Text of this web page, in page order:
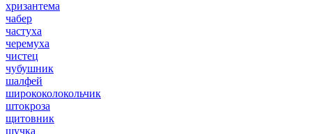
хризантема
чабер
частуха
черемуха
чистец
чубушник
шалфей
ширококолокольчик
штокроза
щитовник
щучка